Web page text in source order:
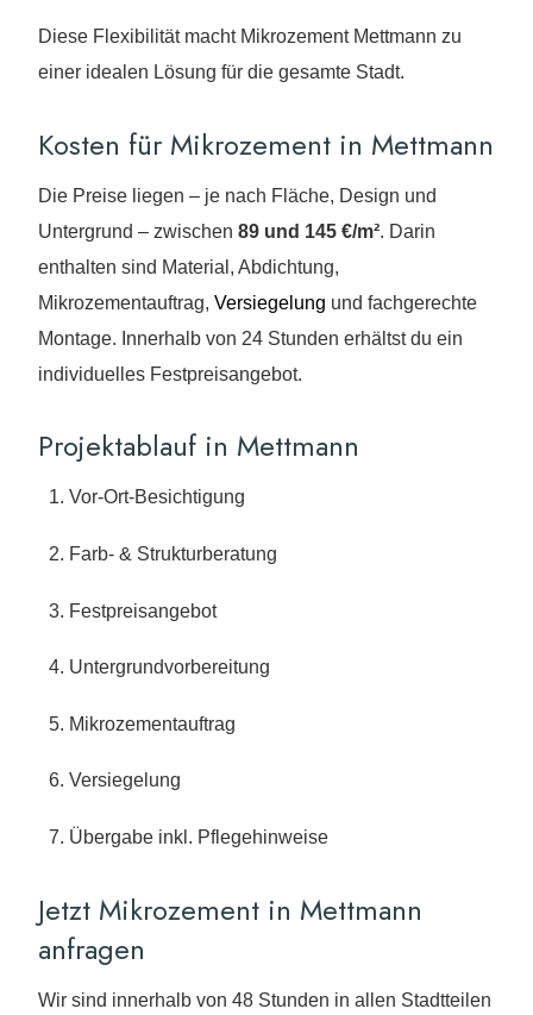
Diese Flexibilität macht Mikrozement Mettmann zu
einer idealen Lösung für die gesamte Stadt.
Kosten für Mikrozement in Mettmann
Die Preise liegen – je nach Fläche, Design und
Untergrund – zwischen89 und 145 €/m². Darin
enthalten sind Material, Abdichtung,
Mikrozementauftrag,Versiegelung und fachgerechte
Montage. Innerhalb von 24 Stunden erhältst du ein
individuelles Festpreisangebot.
Projektablauf in Mettmann
Vor-Ort-Besichtigung
Farb- & Strukturberatung
Festpreisangebot
Untergrundvorbereitung
Mikrozementauftrag
Versiegelung
Übergabe inkl. Pflegehinweise
Jetzt Mikrozement in Mettmann
anfragen
Wir sind innerhalb von 48 Stunden in allen Stadtteilen